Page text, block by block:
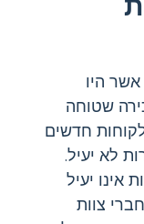
היו
שטוחה
חדשים
לא יעיל.
אינו יעיל
צוות